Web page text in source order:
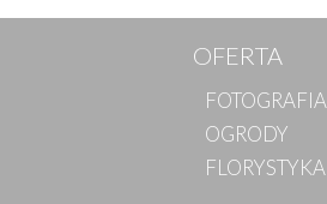
OFERTA
FOTOGRAFIA
OGRODY
FLORYSTYKA